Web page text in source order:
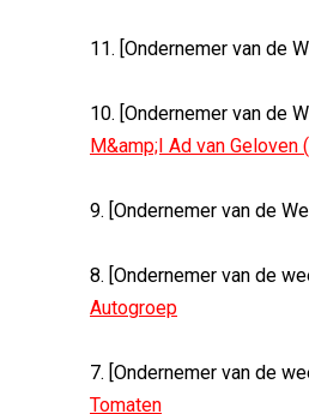
11. [Ondernemer van de
10. [Ondernemer van de
M&amp;I Ad van Geloven
9. [Ondernemer van de
8. [Ondernemer van de
Autogroep
7. [Ondernemer van de
Tomaten